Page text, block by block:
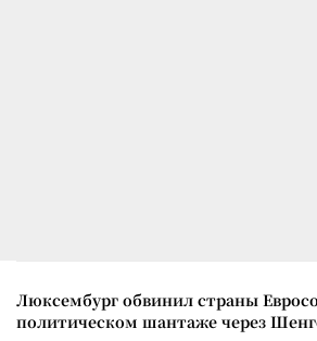
Люксембург обвинил страны
политическом шантаже через